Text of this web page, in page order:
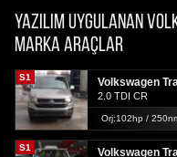
YAZILIM UYGULANAN
MARKA ARAÇLAR
S1 Volkswagen
2.0 TDI CR
Orj:102hp /
S1 Volkswagen